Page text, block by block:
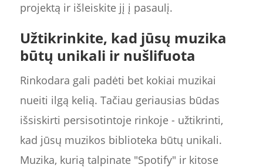
projektą ir išleiskite jį į pasaulį.
Užtikrinkite, kad jūsų muzika
būtų unikali ir nušlifuota
Rinkodara gali padėti bet kokiai muzikai
nueiti ilgą kelią. Tačiau geriausias būdas
išsiskirti persisotintoje rinkoje - užtikrinti,
kad jūsų muzikos biblioteka būtų unikali.
Muzika, kurią talpinate "Spotify" ir kitose